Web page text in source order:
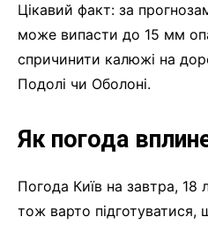
Цікавий факт: за
може випасти до 15 мм
спричинити калюжі на
Подолі чи Оболоні.
Як погода
Погода Київ на завтра,
тож варто